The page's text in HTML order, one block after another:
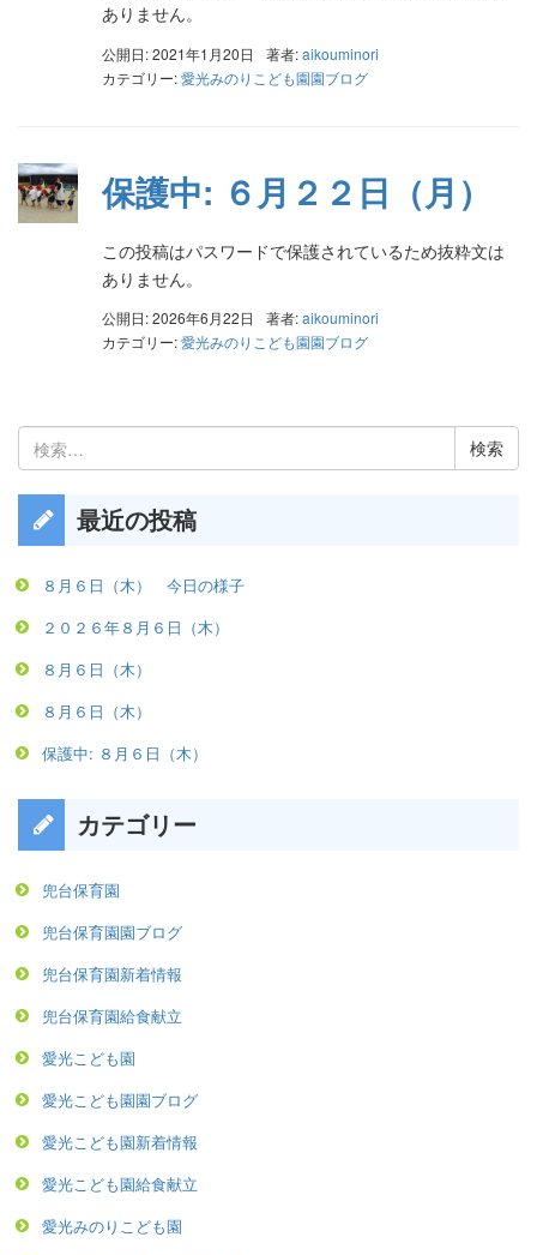
ありません。
公開日: 2021年1月20日 著者:aikouminori
カテゴリー:愛光みのりこども園園ブログ
保護中: ６月２２日（月）
この投稿はパスワードで保護されているため抜粋文は
ありません。
公開日: 2026年6月22日 著者:aikouminori
カテゴリー:愛光みのりこども園園ブログ
検
索:
最近の投稿
８月６日（木） 今日の様子
２０２６年８月６日（木）
８月６日（木）
８月６日（木）
保護中: ８月６日（木）
カテゴリー
兜台保育園
兜台保育園園ブログ
兜台保育園新着情報
兜台保育園給食献立
愛光こども園
愛光こども園園ブログ
愛光こども園新着情報
愛光こども園給食献立
愛光みのりこども園